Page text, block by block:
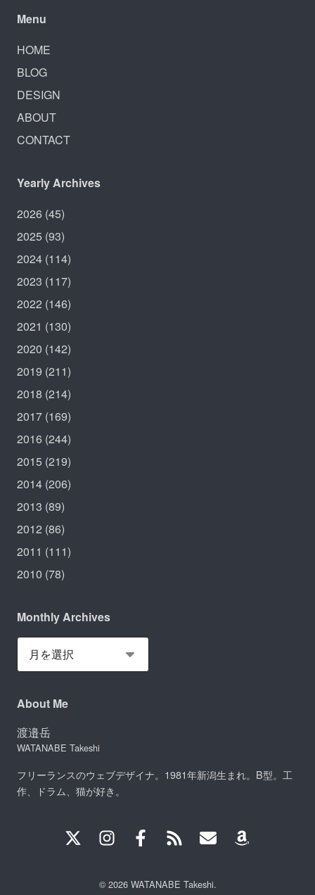
Menu
HOME
BLOG
DESIGN
ABOUT
CONTACT
Yearly Archives
2026 (45)
2025 (93)
2024 (114)
2023 (117)
2022 (146)
2021 (130)
2020 (142)
2019 (211)
2018 (214)
2017 (169)
2016 (244)
2015 (219)
2014 (206)
2013 (89)
2012 (86)
2011 (111)
2010 (78)
Monthly Archives
About Me
渡邉岳
WATANABE Takeshi
フリーランスのウェブデザイナ。1981年新潟生まれ。B型。工
作、ドラム、猫が好き。
© 2026 WATANABE Takeshi.